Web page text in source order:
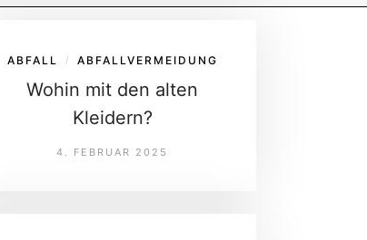
ABFALL / ABFALLVERMEIDUNG
Wohin mit den alten
Kleidern?
4. FEBRUAR 2025